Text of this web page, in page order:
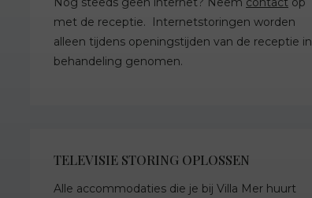
met de receptie. Internetstoringen worden
alleen tijdens openingstijden van de receptie in
behandeling genomen.
TELEVISIE STORING OPLOSSEN
Alle accommodaties die je bij Villa Mer huurt